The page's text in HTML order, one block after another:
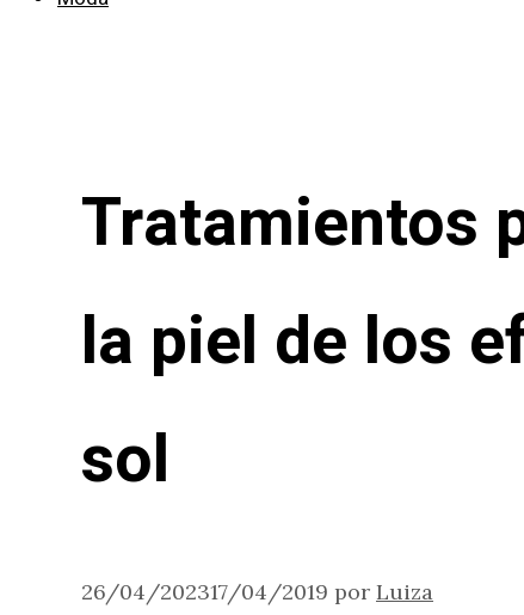
Tratamientos
la piel de los
sol
26/04/202317/04/2019 por Luiza